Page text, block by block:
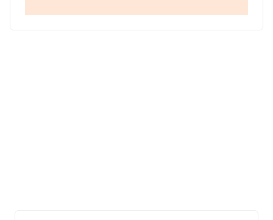
las compañías asciende a los 128 mil euros. En cuanto a